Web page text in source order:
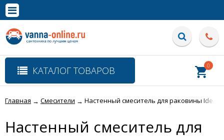
Полная версия сайта
КАТАЛОГ ТОВАРОВ 0
Главная → Смесители → Настенный смеситель для раковины Ideal
Настенный смеситель для